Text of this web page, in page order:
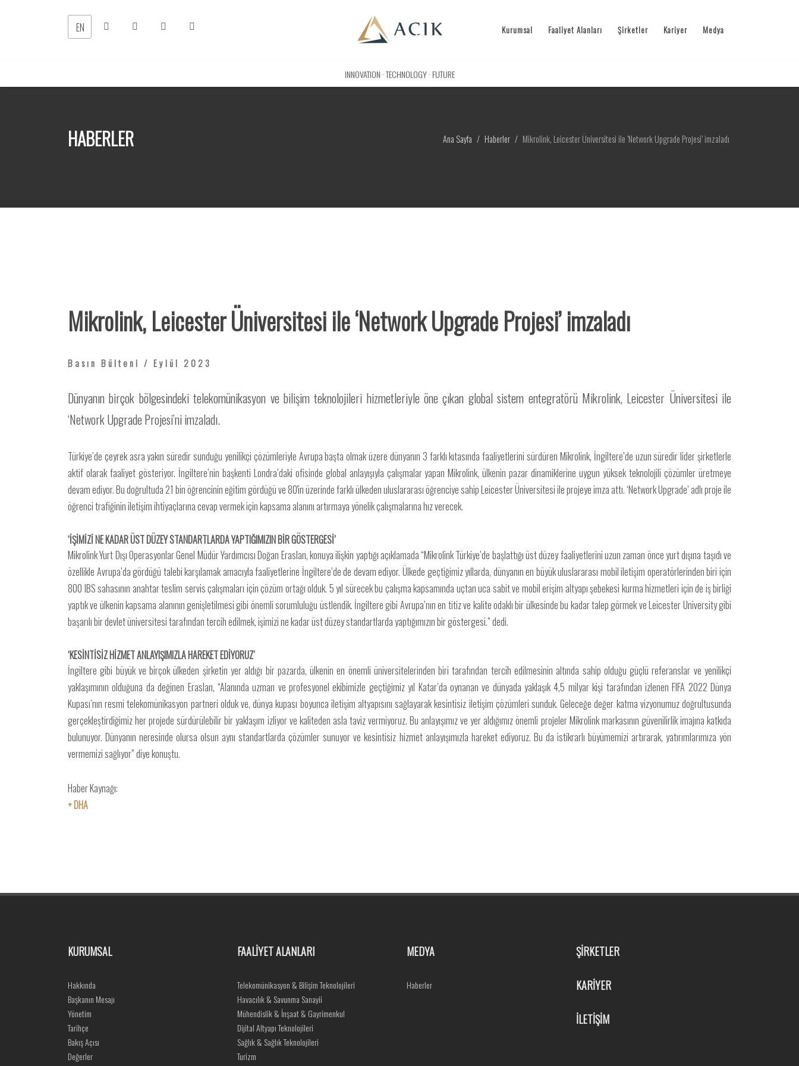
EN Kurumsal Faaliyet Alanları Şirketler Kariyer Medya
INNOVATION · TECHNOLOGY · FUTURE
HABERLER Ana Sayfa Haberler Mikrolink, Leicester Üniversitesi ile ‘Network Upgrade Projesi’ imzaladı
Mikrolink, Leicester Üniversitesi ile ‘Network Upgrade Projesi’ imzaladı
Basın Bülteni / Eylül 2023
Dünyanın birçok bölgesindeki telekomünikasyon ve bilişim teknolojileri hizmetleriyle öne çıkan global sistem entegratörü Mikrolink, Leicester Üniversitesi ile
‘Network Upgrade Projesi’ni imzaladı.
Türkiye’de çeyrek asra yakın süredir sunduğu yenilikçi çözümleriyle Avrupa başta olmak üzere dünyanın 3 farklı kıtasında faaliyetlerini sürdüren Mikrolink, İngiltere’de uzun süredir lider şirketlerle
aktif olarak faaliyet gösteriyor. İngiltere’nin başkenti Londra’daki ofisinde global anlayışıyla çalışmalar yapan Mikrolink, ülkenin pazar dinamiklerine uygun yüksek teknolojili çözümler üretmeye
devam ediyor. Bu doğrultuda 21 bin öğrencinin eğitim gördüğü ve 80'in üzerinde farklı ülkeden uluslararası öğrenciye sahip Leicester Üniversitesi ile projeye imza attı. ‘Network Upgrade’ adlı proje ile
öğrenci trafiğinin iletişim ihtiyaçlarına cevap vermek için kapsama alanını artırmaya yönelik çalışmalarına hız verecek.
‘İŞİMİZİ NE KADAR ÜST DÜZEY STANDARTLARDA YAPTIĞIMIZIN BİR GÖSTERGESİ’
Mikrolink Yurt Dışı Operasyonlar Genel Müdür Yardımcısı Doğan Eraslan, konuya ilişkin yaptığı açıklamada “Mikrolink Türkiye’de başlattığı üst düzey faaliyetlerini uzun zaman önce yurt dışına taşıdı ve
özellikle Avrupa’da gördüğü talebi karşılamak amacıyla faaliyetlerine İngiltere’de de devam ediyor. Ülkede geçtiğimiz yıllarda, dünyanın en büyük uluslararası mobil iletişim operatörlerinden biri için
800 IBS sahasının anahtar teslim servis çalışmaları için çözüm ortağı olduk. 5 yıl sürecek bu çalışma kapsamında uçtan uca sabit ve mobil erişim altyapı şebekesi kurma hizmetleri için de iş birliği
yaptık ve ülkenin kapsama alanının genişletilmesi gibi önemli sorumluluğu üstlendik. İngiltere gibi Avrupa’nın en titiz ve kalite odaklı bir ülkesinde bu kadar talep görmek ve Leicester University gibi
başarılı bir devlet üniversitesi tarafından tercih edilmek, işimizi ne kadar üst düzey standartlarda yaptığımızın bir göstergesi.” dedi.
‘KESİNTİSİZ HİZMET ANLAYIŞIMIZLA HAREKET EDİYORUZ’
İngiltere gibi büyük ve birçok ülkeden şirketin yer aldığı bir pazarda, ülkenin en önemli üniversitelerinden biri tarafından tercih edilmesinin altında sahip olduğu güçlü referanslar ve yenilikçi
yaklaşımının olduğuna da değinen Eraslan, “Alanında uzman ve profesyonel ekibimizle geçtiğimiz yıl Katar’da oynanan ve dünyada yaklaşık 4,5 milyar kişi tarafından izlenen FIFA 2022 Dünya
Kupası’nın resmi telekomünikasyon partneri olduk ve, dünya kupası boyunca iletişim altyapısını sağlayarak kesintisiz iletişim çözümleri sunduk. Geleceğe değer katma vizyonumuz doğrultusunda
gerçekleştirdiğimiz her projede sürdürülebilir bir yaklaşım izliyor ve kaliteden asla taviz vermiyoruz. Bu anlayışımız ve yer aldığımız önemli projeler Mikrolink markasının güvenilirlik imajına katkıda
bulunuyor. Dünyanın neresinde olursa olsun aynı standartlarda çözümler sunuyor ve kesintisiz hizmet anlayışımızla hareket ediyoruz. Bu da istikrarlı büyümemizi artırarak, yatırımlarımıza yön
vermemizi sağlıyor” diye konuştu.
Haber Kaynağı:
+ DHA
KURUMSAL
Hakkında
Başkanın Mesajı
Yönetim
Tarihçe
Bakış Açısı
Değerler
FAALİYET ALANLARI
Telekomünikasyon & Bilişim Teknolojileri
Havacılık & Savunma Sanayii
Mühendislik & İnşaat & Gayrimenkul
Dijital Altyapı Teknolojileri
Sağlık & Sağlık Teknolojileri
Turizm
MEDYA
Haberler
ŞİRKETLER
KARİYER
İLETİŞİM